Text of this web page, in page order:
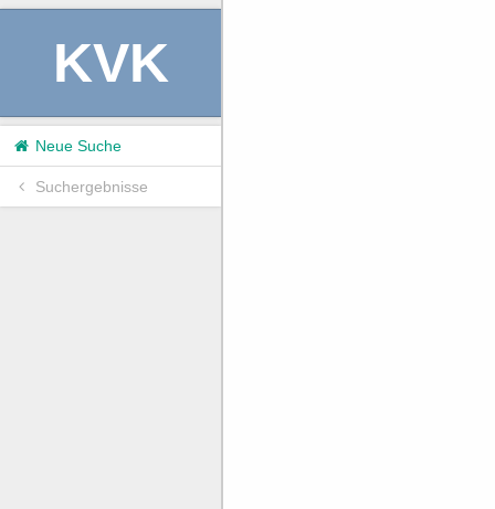
KVK
Neue Suche
Suchergebnisse